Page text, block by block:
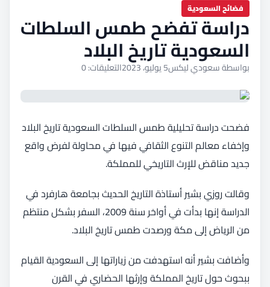
فضائح السعودية
دراسة تفضح طمس السلطات
السعودية تاريخ البلاد
بواسطة سعودي ليكس5 يوليو، 2023 التعليقات: 0
فضحت دراسة تحليلية طمس السلطات السعودية تاريخ البلاد
وإخفاء معالم التنوع الثقافي فيها في محاولة لفرض واقع
جديد مناقض للإرث التاريخي للمملكة.
وقالت روزي بشير أستاذة التاريخ الحديث بجامعة هارفرد في
الدراسة إنها بدأت في أواخر سنة 2009، السفر بشكل منتظم
من الرياض إلى مكة ورصدت طمس تاريخ البلاد.
وأضافت بشير أنه استهدفت من زياراتها إلى السعودية القيام
ببحوث حول تاريخ المملكة وإرثها الحضاري في القرن